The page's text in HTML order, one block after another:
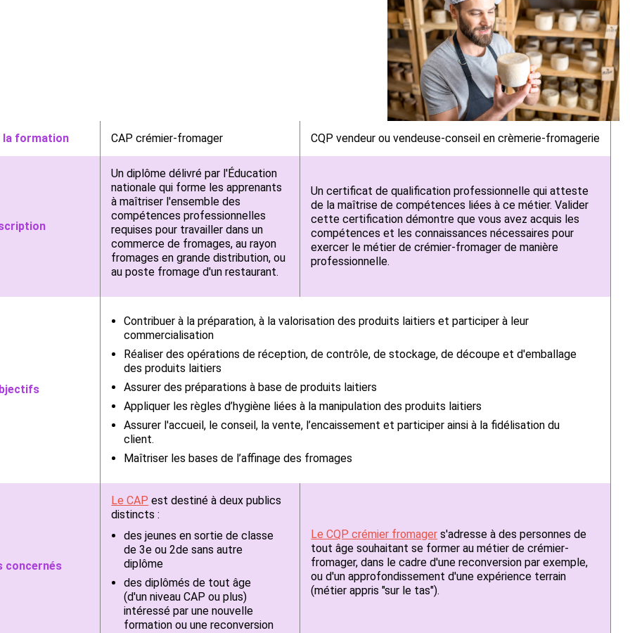
la formation CAP crémier-fromager CQP vendeur ou vendeuse-conseil en crèmerie-fromagerie
Un diplôme délivré par l'Éducation
nationale qui forme les apprenants
à maîtriser l'ensemble des
compétences professionnelles
requises pour travailler dans un
commerce de fromages, au rayon
fromages en grande distribution, ou
au poste fromage d'un restaurant.
Un certificat de qualification professionnelle qui atteste
de la maîtrise de compétences liées à ce métier. Valider
cette certification démontre que vous avez acquis les
compétences et les connaissances nécessaires pour
exercer le métier de crémier-fromager de manière
professionnelle.
Contribuer à la préparation, à la valorisation des produits laitiers et participer à leur
commercialisation
Réaliser des opérations de réception, de contrôle, de stockage, de découpe et d'emballage
des produits laitiers
Assurer des préparations à base de produits laitiers
Appliquer les règles d’hygiène liées à la manipulation des produits laitiers
Assurer l'accueil, le conseil, la vente, l’encaissement et participer ainsi à la fidélisation du
client.
Maîtriser les bases de l’affinage des fromages
concernés
Le CAP est destiné à deux publics
distincts :
des jeunes en sortie de classe
de 3e ou 2de sans autre
diplôme
des diplômés de tout âge
(d'un niveau CAP ou plus)
intéressé par une nouvelle
formation ou une reconversion
Le CQP crémier fromager s'adresse à des personnes de
tout âge souhaitant se former au métier de crémier-
fromager, dans le cadre d'une reconversion par exemple,
ou d'un approfondissement d'une expérience terrain
(métier appris "sur le tas").